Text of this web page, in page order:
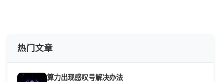
热门文章
算力出现感叹号解决办法